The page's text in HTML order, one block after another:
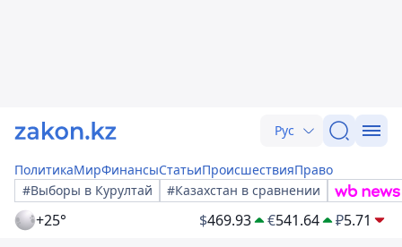
Рус
ПолитикаМирФинансыСтатьиПроисшествияПраво
#Выборы в Курултай
#Казахстан в сравнении
+25° $469.93 €541.64 ₽5.71